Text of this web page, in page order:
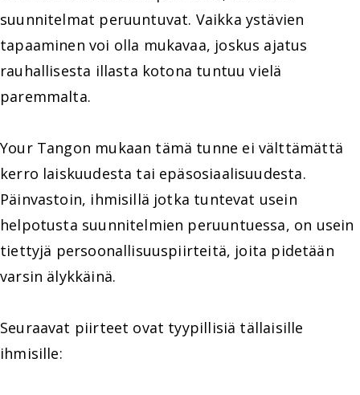
suunnitelmat peruuntuvat. Vaikka ystävien
tapaaminen voi olla mukavaa, joskus ajatus
rauhallisesta illasta kotona tuntuu vielä
paremmalta.
Your Tangon mukaan tämä tunne ei välttämättä
kerro laiskuudesta tai epäsosiaalisuudesta.
Päinvastoin, ihmisillä jotka tuntevat usein
helpotusta suunnitelmien peruuntuessa, on usein
tiettyjä persoonallisuuspiirteitä, joita pidetään
varsin älykkäinä.
Seuraavat piirteet ovat tyypillisiä tällaisille
ihmisille: